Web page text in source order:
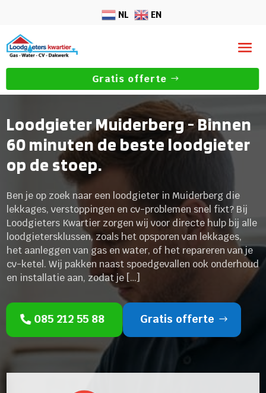
NL EN
Gratis offerte
Loodgieter Muiderberg - Binnen
60 minuten de beste loodgieter
op de stoep.
Ben je op zoek naar een loodgieter in Muiderberg die
lekkages, verstoppingen en cv-problemen snel fixt? Bij
Loodgieters Kwartier zorgen wij voor directe hulp bij alle
loodgietersklussen, zoals het opsporen van lekkages,
het aanleggen van gas en water, of het repareren van je
cv-ketel. Wij pakken naast spoedgevallen ook onderhoud
en installatie aan, zodat je […]
085 212 55 88 Gratis offerte